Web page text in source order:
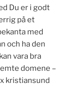
Du er i godt
på et
med
och ha den
vara bra
domene –
kristiansund